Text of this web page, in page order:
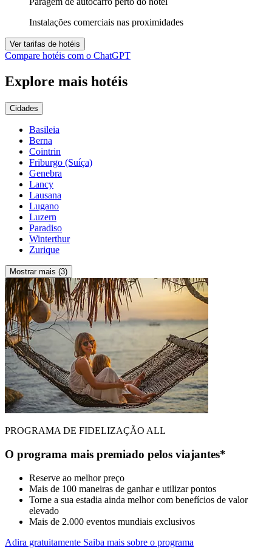
Instalações comerciais nas proximidades
Ver tarifas de hotéis
Compare hotéis com o ChatGPT
Explore mais hotéis
Cidades
Basileia
Berna
Cointrin
Friburgo (Suíça)
Genebra
Lancy
Lausana
Lugano
Luzern
Paradiso
Winterthur
Zurique
Mostrar mais (3)
PROGRAMA DE FIDELIZAÇÃO ALL
O programa mais premiado pelos viajantes*
Reserve ao melhor preço
Mais de 100 maneiras de ganhar e utilizar pontos
Torne a sua estadia ainda melhor com benefícios de valor
elevado
Mais de 2.000 eventos mundiais exclusivos
Adira gratuitamente Saiba mais sobre o programa